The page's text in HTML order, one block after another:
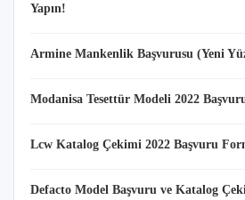
Yapın!
Armine Mankenlik Başvurusu (Yeni
Modanisa Tesettür Modeli 2022
Lcw Katalog Çekimi 2022 Başvuru
Defacto Model Başvuru ve Katalog